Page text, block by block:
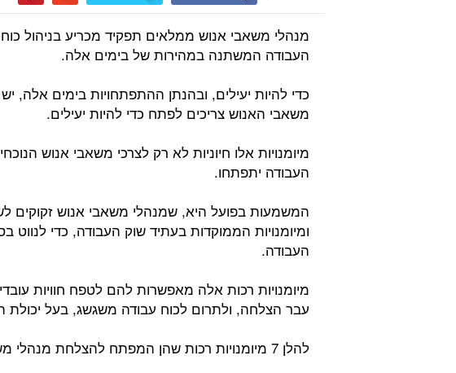
מנהלי משאבי אנוש ממלאים תפקיד מכריע בניהול
העבודה המשתנה במהירות של בימים אלה.
כדי להיות יעילים, ובהנתן ההתפתחויות בימים אלה,
משאבי האנוש צריכים לפתח כדי להיות יעילים.
מיומנויות אלו חיוניות לא רק לצרכי משאבי אנוש
העבודה יתפתחו.
המשמעות בפועל היא, שמנהלי משאבי אנוש זקוקים
ומיומנויות הממוקדות בעתיד שוק העבודה, כדי
העבודה.
מיומנויות רכות אלה מאפשרות להם לטפח חוויות
עבר הצלחה, ולתרום לכוח עבודה משגשג, בעל יכולת
להלן 7 מיומנויות רכות שהן המפתח להצלחת מנהלי משאבי האנוש בתפקידם: